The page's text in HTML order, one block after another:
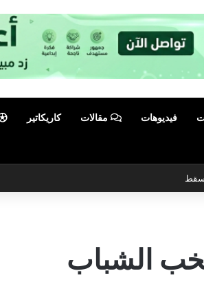
فيديوهات مقالات كاريكاتير
الشباب